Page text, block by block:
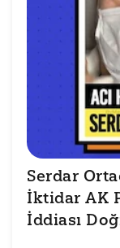
Serdar
İktidar AK
İddiası